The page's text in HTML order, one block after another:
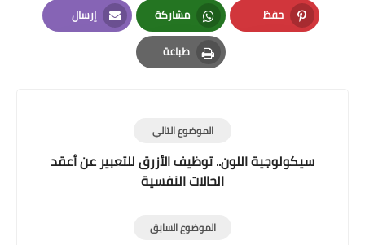
حفظ
Pinterest
مشاركة
Whatsapp
إرسال
Email
طباعة
Print
الموضوع التالي
سيكولوجية اللون.. توظيف الأزرق للتعبير عن أعقد
الحالات النفسية
الموضوع السابق